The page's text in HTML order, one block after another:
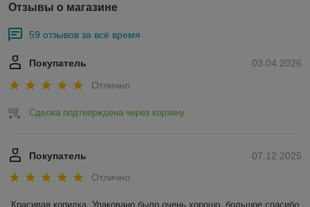
Отзывы о магазине
59 отзывов за всё время
03.04.2026
Покупатель
Отлично
Сделка подтверждена через корзину
07.12.2025
Покупатель
Отлично
Красивая копилка. Упаковано было очень хорошо, большое спасибо.